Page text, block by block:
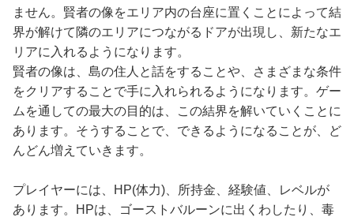
ません。賢者の像をエリア内の台座に置くことによって結
界が解けて隣のエリアにつながるドアが出現し、新たなエ
リアに入れるようになります。
賢者の像は、島の住人と話をすることや、さまざまな条件
をクリアすることで手に入れられるようになります。ゲー
ムを通しての最大の目的は、この結界を解いていくことに
あります。そうすることで、できるようになることが、ど
んどん増えていきます。
プレイヤーには、HP(体力)、所持金、経験値、レベルが
あります。HPは、ゴーストバルーンに出くわしたり、毒